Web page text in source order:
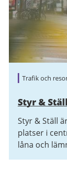
Trafik och
Styr &
Styr & Ställ
platser i
låna och